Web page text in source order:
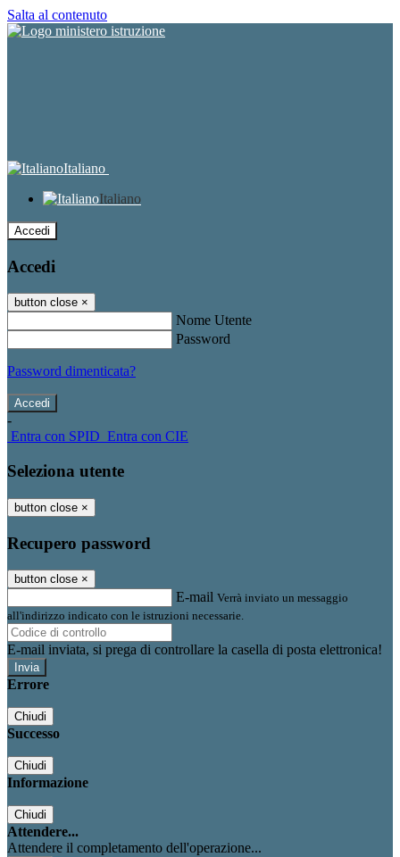
Salta al contenuto
Italiano
Italiano
Accedi
Accedi
button close ×
Nome Utente
Password
Password dimenticata?
-
Entra con SPID Entra con CIE
Seleziona utente
button close ×
Recupero password
button close ×
E-mail Verrà inviato un messaggio
all'indirizzo indicato con le istruzioni necessarie.
E-mail inviata, si prega di controllare la casella di posta elettronica!
Errore
Chiudi
Successo
Chiudi
Informazione
Chiudi
Attendere...
Attendere il completamento dell'operazione...